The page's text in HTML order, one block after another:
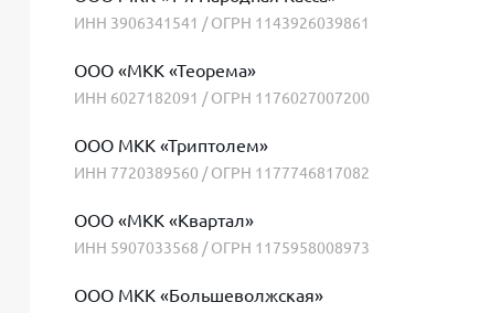
ИНН 3906341541 / ОГРН 1143926039861
ООО «МКК «Теорема»
ИНН 6027182091 / ОГРН 1176027007200
ООО МКК «Триптолем»
ИНН 7720389560 / ОГРН 1177746817082
ООО «МКК «Квартал»
ИНН 5907033568 / ОГРН 1175958008973
ООО МКК «Большеволжская»